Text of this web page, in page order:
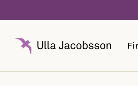
innehållet